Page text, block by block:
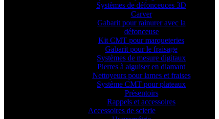
Systèmes de défonceuces 3D
Carver
Gabarit pour rainurer avec la
défonceuse
Kit CMT pour marqueteries
Gabarit pour le fraisage
Systèmes de mesure digitaux
Pierres à aiguiser en diamant
Nettoyeurs pour lames et fraises
Système CMT pour plateaux
Présentoirs
Rappels et accessoires
Accessoires de scierie